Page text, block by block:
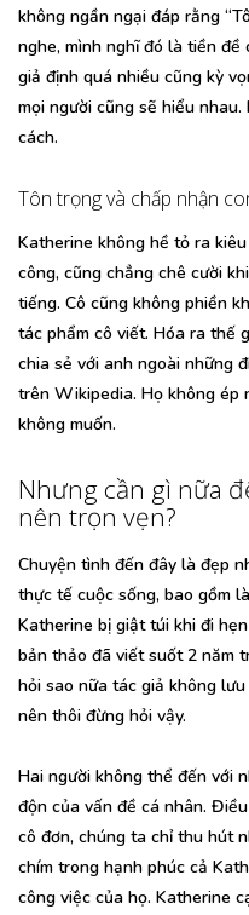
không ngần ngại đáp rằng
nghe, mình nghĩ đó là tiền
giả định quá nhiều cũng kỳ
mọi người cũng sẽ hiểu
cách.
Tôn trọng và chấp nhận
Katherine không hề tỏ ra
công, cũng chẳng chê cười
tiếng. Cô cũng không phiền
tác phẩm cô viết. Hóa ra thế
chia sẻ với anh ngoài những
trên Wikipedia. Họ không ép
không muốn.
Nhưng cần gì nữa
nên trọn vẹn?
Chuyện tình đến đây là đẹp
thực tế cuộc sống, bao gồm
Katherine bị giật túi khi đi
bản thảo đã viết suốt 2 năm
hỏi sao nữa tác giả không
nên thôi đừng hỏi vậy.
Hai người không thể đến với
độn của vấn đề cá nhân.
cô đơn, chúng ta chỉ thu hút
chím trong hạnh phúc cả
công việc của họ. Katherine